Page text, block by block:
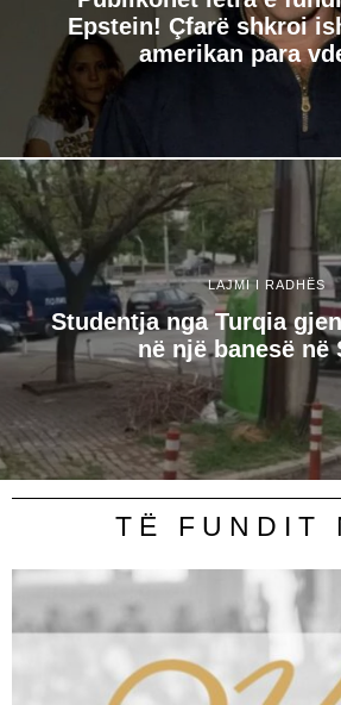
Epstein! Çfarë shkroi
amerikan para
LAJMI I RADHËS
Studentja nga Turqia
në një banesë në
TË FUNDIT